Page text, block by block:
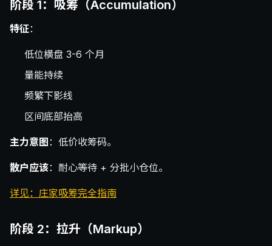
阶段 1：吸筹（Accumulation）
特征：
低位横盘 3-6 个月
量能持续
频繁下影线
区间底部抬高
主力意图 ：低价收筹码。
散户应该：耐心等待 + 分批小仓位。
详见：庄家吸筹完全指南
阶段 2：拉升（Markup）